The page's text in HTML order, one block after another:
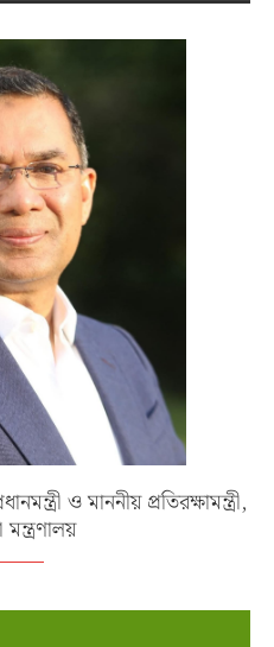
ও মাননীয় প্রতিরক্ষামন্ত্রী,
মন্ত্রণালয়